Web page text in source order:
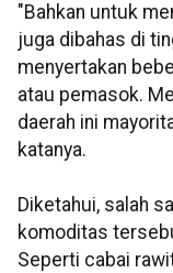
"Bahkan untuk
juga dibahas di
menyertakan
atau pemasok.
daerah ini
katanya.
Diketahui, salah
komoditas
Seperti cabai